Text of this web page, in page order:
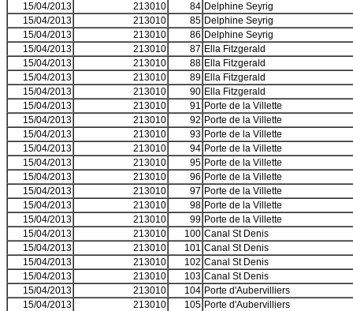
15/04/2013
213010 84 Delphine Seyrig
15/04/2013
213010 85 Delphine Seyrig
15/04/2013
213010 86 Delphine Seyrig
15/04/2013
213010 87 Ella Fitzgerald
15/04/2013
213010 88 Ella Fitzgerald
15/04/2013
213010 89 Ella Fitzgerald
15/04/2013
213010 90 Ella Fitzgerald
15/04/2013
213010 91 Porte de la Villette
15/04/2013
213010 92 Porte de la Villette
15/04/2013
213010 93 Porte de la Villette
15/04/2013
213010 94 Porte de la Villette
15/04/2013
213010 95 Porte de la Villette
15/04/2013
213010 96 Porte de la Villette
15/04/2013
213010 97 Porte de la Villette
15/04/2013
213010 98 Porte de la Villette
15/04/2013
213010 99 Porte de la Villette
15/04/2013
213010 100 Canal St Denis
15/04/2013
213010 101 Canal St Denis
15/04/2013
213010 102 Canal St Denis
15/04/2013
213010 103 Canal St Denis
15/04/2013
213010 104 Porte d'Aubervilliers
15/04/2013
213010 105 Porte d'Aubervilliers